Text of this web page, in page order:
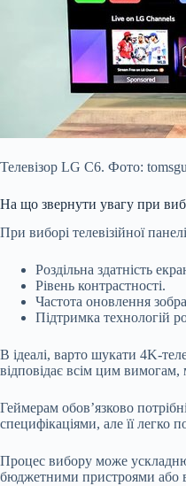
Телевізор LG C6. Фото:
На що звернути увагу при
При виборі телевізійної
Роздільна здатність
Рівень контрастності.
Частота оновлення
Підтримка технологій
В ідеалі, варто шукати 4K-
відповідає всім цим вимогам,
Геймерам обов’язково
специфікаціями, але її легко
Процес вибору може
бюджетними пристроями або